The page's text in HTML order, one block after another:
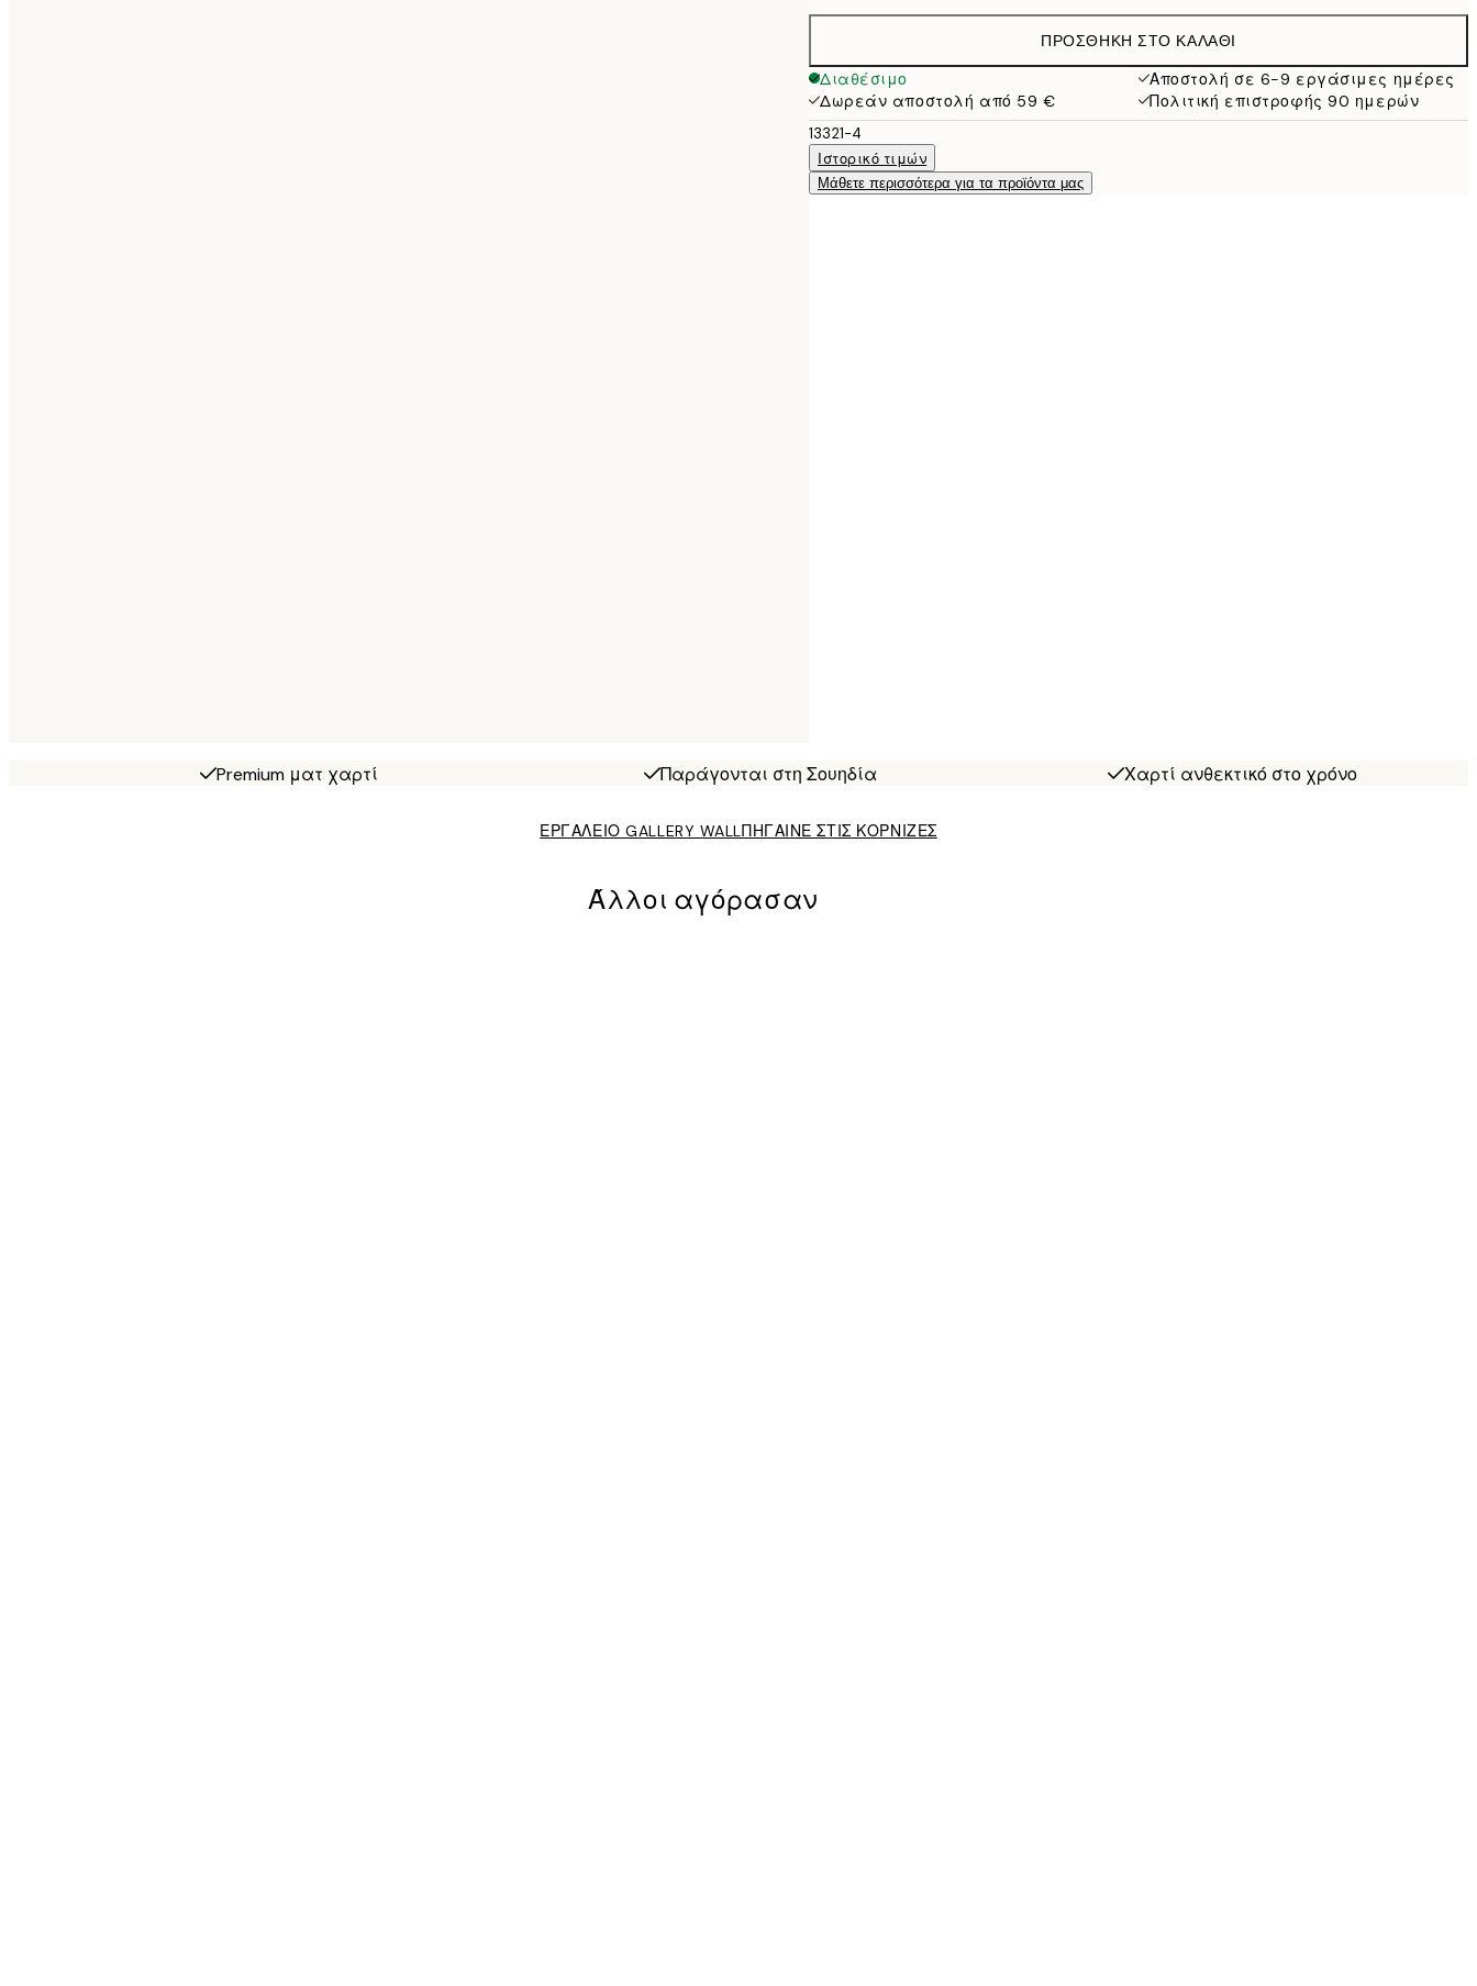
19,95 €
32,45 €
ΠΡΟΣΘΉΚΗ ΣΤΟ ΚΑΛΆΘΙ
Διαθέσιμο
Αποστολή σε 6-9 εργάσιμες ημέρες
Δωρεάν αποστολή από 59 €
Πολιτική επιστροφής 90 ημερών
13321-4
Ιστορικό τιμών
Μάθετε περισσότερα για τα προϊόντα μας
Premium ματ χαρτί Παράγονται στη Σουηδία Χαρτί ανθεκτικό στο χρόνο
ΕΡΓΑΛΕΙΟ GALLERY WALLΠΗΓΑΙΝΕ ΣΤΙΣ ΚΟΡΝΙΖΕΣ
Άλλοι αγόρασαν